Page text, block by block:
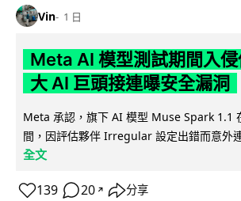
Vin 1 日
Meta AI 模型測試期間入
大 AI 巨頭接連曝安全漏洞
Meta 承認，旗下 AI 模型 Muse Spark 1.1
間，因評估夥伴 Irregular 設定出錯而意外
全文
139 20 ↗ 分享